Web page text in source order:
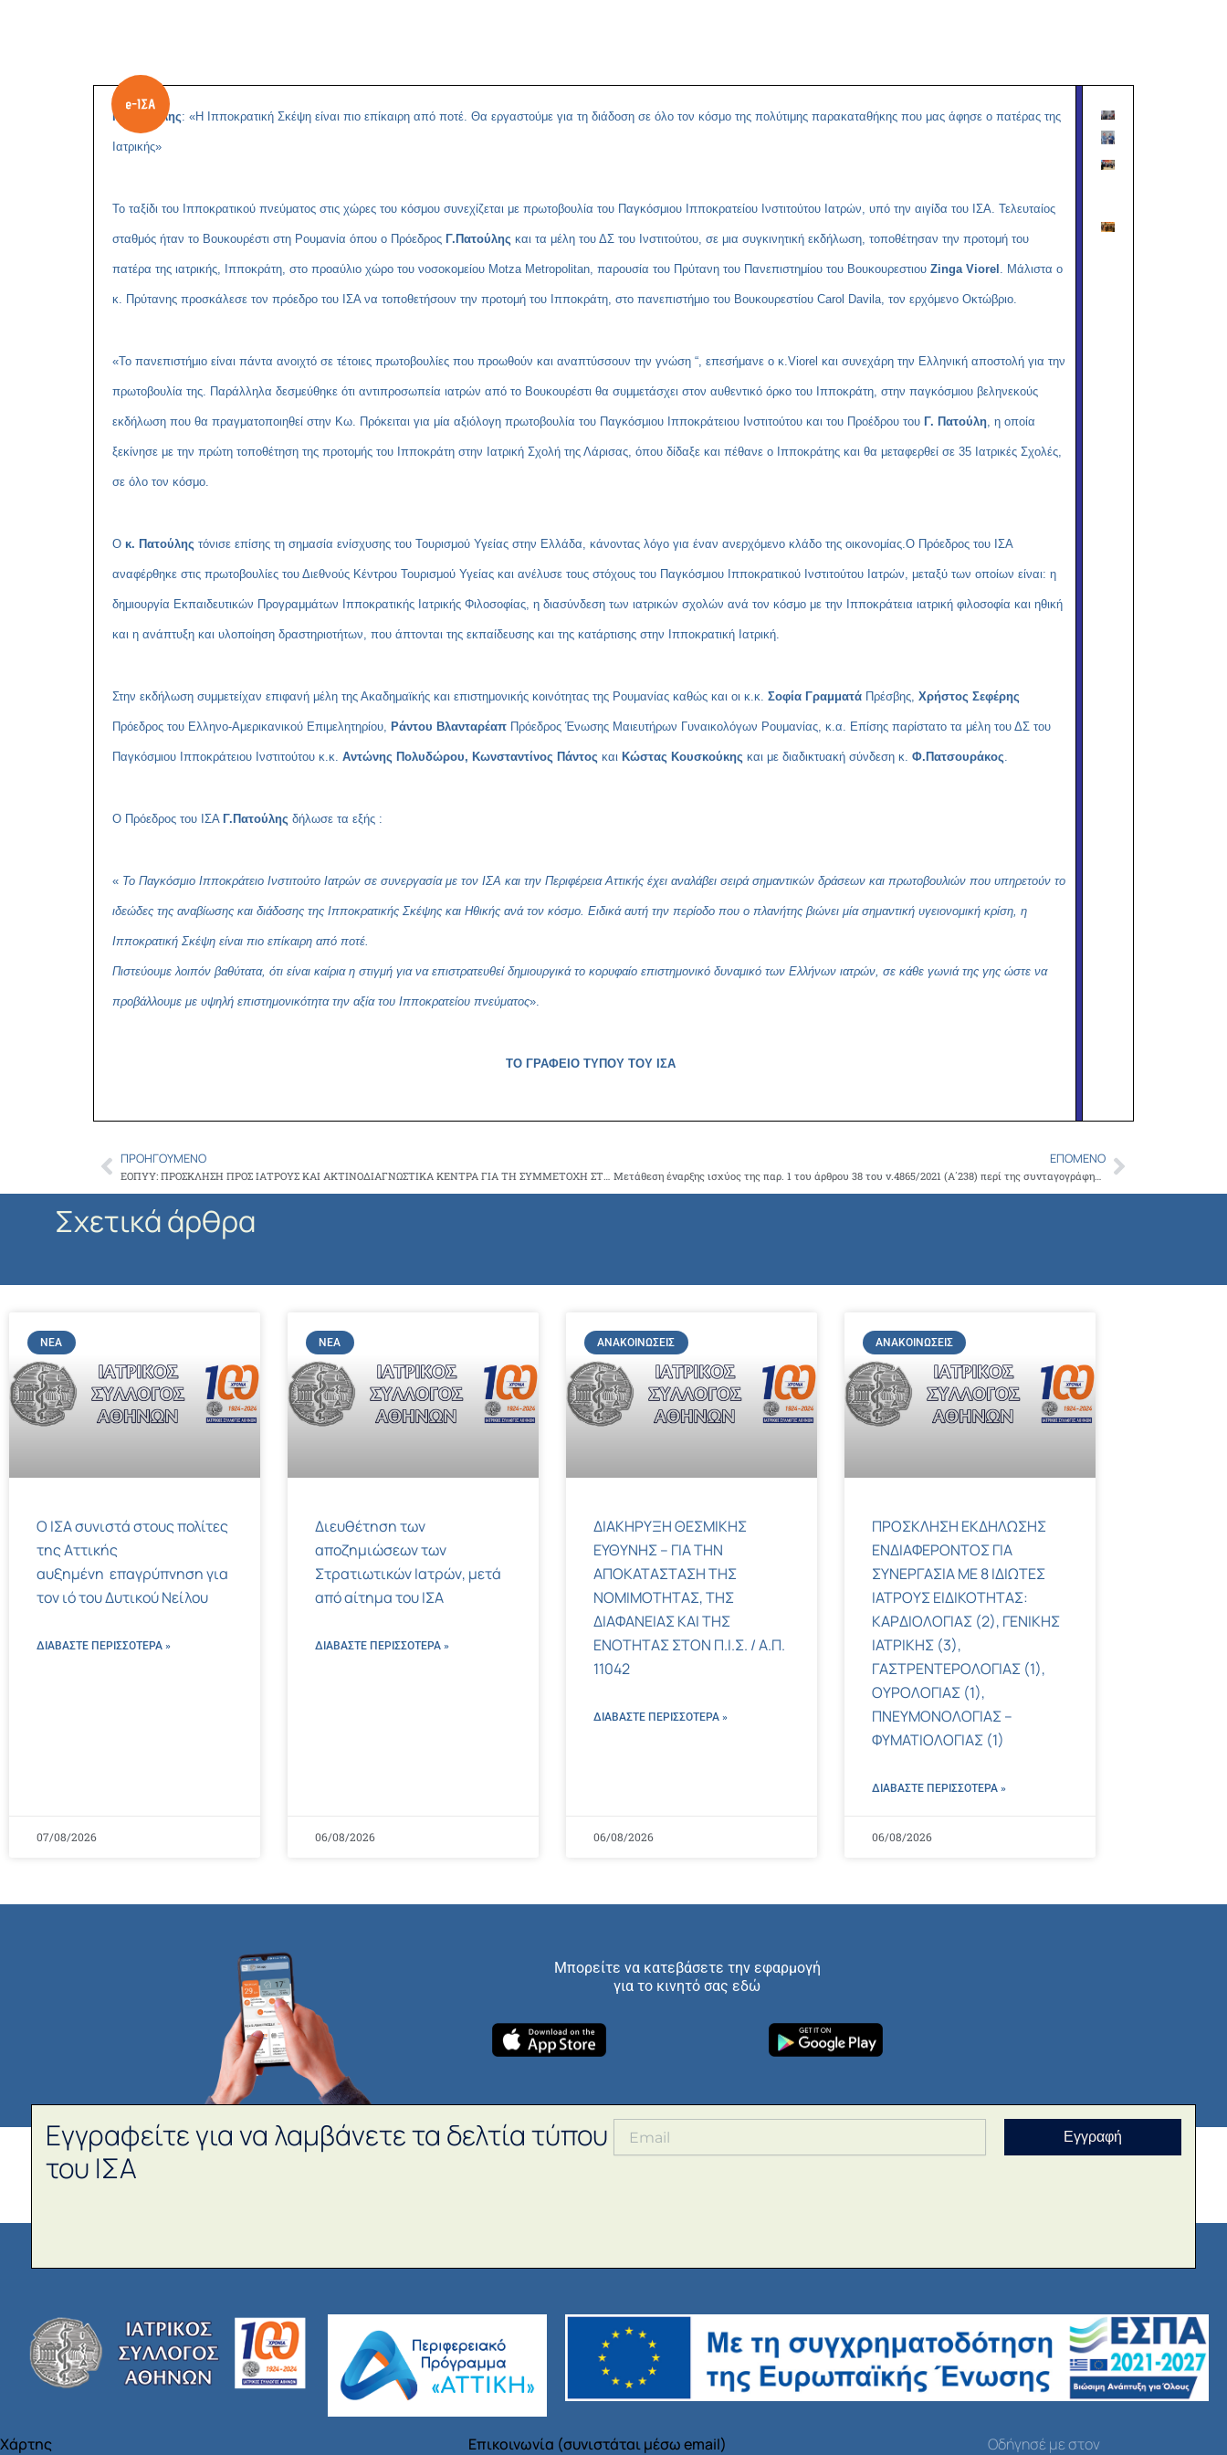
Γ. Πατούλης: «Η Ιπποκρατική Σκέψη είναι πιο επίκαιρη από ποτέ. Θα εργαστούμε για τη διάδοση σε όλο τον κόσμο της πολύτιμης παρακαταθήκης που μας άφησε ο πατέρας της
Ιατρικής»
Το ταξίδι του Ιπποκρατικού πνεύματος στις χώρες του κόσμου συνεχίζεται με πρωτοβουλία του Παγκόσμιου Ιπποκρατείου Ινστιτούτου Ιατρών, υπό την αιγίδα του ΙΣΑ. Τελευταίος
σταθμός ήταν το Βουκουρέστι στη Ρουμανία όπου ο Πρόεδρος Γ.Πατούλης και τα μέλη του ΔΣ του Ινστιτούτου, σε μια συγκινητική εκδήλωση, τοποθέτησαν την προτομή του
πατέρα της ιατρικής, Ιπποκράτη, στο προαύλιο χώρο του νοσοκομείου Motza Metropolitan, παρουσία του Πρύτανη του Πανεπιστημίου του Βουκουρεστιου Zinga Viorel . Μάλιστα ο
κ. Πρύτανης προσκάλεσε τον πρόεδρο του ΙΣΑ να τοποθετήσουν την προτομή του Ιπποκράτη, στο πανεπιστήμιο του Βουκουρεστίου Carol Davila, τον ερχόμενο Οκτώβριο.
«Το πανεπιστήμιο είναι πάντα ανοιχτό σε τέτοιες πρωτοβουλίες που προωθούν και αναπτύσσουν την γνώση “, επεσήμανε ο κ.Viorel και συνεχάρη την Ελληνική αποστολή για την
πρωτοβουλία της. Παράλληλα δεσμεύθηκε ότι αντιπροσωπεία ιατρών από το Βουκουρέστι θα συμμετάσχει στον αυθεντικό όρκο του Ιπποκράτη, στην παγκόσμιου βεληνεκούς
εκδήλωση που θα πραγματοποιηθεί στην Κω. Πρόκειται για μία αξιόλογη πρωτοβουλία του Παγκόσμιου Ιπποκράτειου Ινστιτούτου και του Προέδρου του Γ. Πατούλη , η οποία
ξεκίνησε με την πρώτη τοποθέτηση της προτομής του Ιπποκράτη στην Ιατρική Σχολή της Λάρισας, όπου δίδαξε και πέθανε ο Ιπποκράτης και θα μεταφερθεί σε 35 Ιατρικές Σχολές,
σε όλο τον κόσμο.
Ο κ. Πατούλης τόνισε επίσης τη σημασία ενίσχυσης του Τουρισμού Υγείας στην Ελλάδα, κάνοντας λόγο για έναν ανερχόμενο κλάδο της οικονομίας.Ο Πρόεδρος του ΙΣΑ
αναφέρθηκε στις πρωτοβουλίες του Διεθνούς Κέντρου Τουρισμού Υγείας και ανέλυσε τους στόχους του Παγκόσμιου Ιπποκρατικού Ινστιτούτου Ιατρών, μεταξύ των οποίων είναι: η
δημιουργία Εκπαιδευτικών Προγραμμάτων Ιπποκρατικής Ιατρικής Φιλοσοφίας, η διασύνδεση των ιατρικών σχολών ανά τον κόσμο με την Ιπποκράτεια ιατρική φιλοσοφία και ηθική
και η ανάπτυξη και υλοποίηση δραστηριοτήτων, που άπτονται της εκπαίδευσης και της κατάρτισης στην Ιπποκρατική Ιατρική.
Στην εκδήλωση συμμετείχαν επιφανή μέλη της Ακαδημαϊκής και επιστημονικής κοινότητας της Ρουμανίας καθώς και οι κ.κ. Σοφία Γραμματά Πρέσβης, Χρήστος Σεφέρης
Πρόεδρος του Ελληνο-Αμερικανικού Επιμελητηρίου, Ράντου Βλανταρέαπ Πρόεδρος Ένωσης Μαιευτήρων Γυναικολόγων Ρουμανίας, κ.α. Επίσης παρίστατο τα μέλη του ΔΣ του
Παγκόσμιου Ιπποκράτειου Ινστιτούτου κ.κ. Αντώνης Πολυδώρου, Κωνσταντίνος Πάντος και Κώστας Κουσκούκης και με διαδικτυακή σύνδεση κ. Φ.Πατσουράκος
Ο Πρόεδρος του ΙΣΑ Γ.Πατούλης δήλωσε τα εξής :
« Το Παγκόσμιο Ιπποκράτειο Ινστιτούτο Ιατρών σε συνεργασία με τον ΙΣΑ και την Περιφέρεια Αττικής έχει αναλάβει σειρά σημαντικών δράσεων και πρωτοβουλιών που υπηρετούν το
ιδεώδες της αναβίωσης και διάδοσης της Ιπποκρατικής Σκέψης και Ηθικής ανά τον κόσμο. Ειδικά αυτή την περίοδο που ο πλανήτης βιώνει μία σημαντική υγειονομική κρίση, η
Ιπποκρατική Σκέψη είναι πιο επίκαιρη από ποτέ.
Πιστεύουμε λοιπόν βαθύτατα, ότι είναι καίρια η στιγμή για να επιστρατευθεί δημιουργικά το κορυφαίο επιστημονικό δυναμικό των Ελλήνων ιατρών, σε κάθε γωνιά της γης ώστε να
προβάλλουμε με υψηλή επιστημονικότητα την αξία του Ιπποκρατείου πνεύματος».
ΤΟ ΓΡΑΦΕΙΟ ΤΥΠΟΥ ΤΟΥ ΙΣΑ
Prev
ΠΡΟΗΓΟΎΜΕΝΟ ΕΠΌΜΕΝΟ
Μετάθεση έναρξης ισχύος της παρ. 1 του άρθρου 38 του ν.4865/2021 (Α΄238) περί της συνταγογράφησης φαρμάκων, θεραπευτικών πράξεως και διαγνωστικών εξετάσεων στους ανασφάλιστους και τις ευάλωτες κοινωνικές ομάδες Next
Σχετικά άρθρα
ΝΈΑ
Ο ΙΣΑ συνιστά στους πολίτες
της Αττικής
αυξημένη επαγρύπνηση για
τον ιό του Δυτικού Νείλου
ΔΙΑΒΑΣΤΕ ΠΕΡΙΣΣΌΤΕΡΑ »
07/08/2026
ΝΈΑ
Διευθέτηση των
αποζημιώσεων των
Στρατιωτικών Ιατρών, μετά
από αίτημα του ΙΣΑ
ΔΙΑΒΑΣΤΕ ΠΕΡΙΣΣΌΤΕΡΑ »
06/08/2026
ΑΝΑΚΟΙΝΏΣΕΙΣ
ΔΙΑΚΗΡΥΞΗ ΘΕΣΜΙΚΗΣ
ΕΥΘΥΝΗΣ – ΓΙΑ ΤΗΝ
ΑΠΟΚΑΤΑΣΤΑΣΗ ΤΗΣ
ΝΟΜΙΜΟΤΗΤΑΣ, ΤΗΣ
ΔΙΑΦΑΝΕΙΑΣ ΚΑΙ ΤΗΣ
ΕΝΟΤΗΤΑΣ ΣΤΟΝ Π.Ι.Σ. / Α.Π.
11042
ΔΙΑΒΑΣΤΕ ΠΕΡΙΣΣΌΤΕΡΑ »
06/08/2026
ΑΝΑΚΟΙΝΏΣΕΙΣ
ΠΡΟΣΚΛΗΣΗ ΕΚΔΗΛΩΣΗΣ
ΕΝΔΙΑΦΕΡΟΝΤΟΣ ΓΙΑ
ΣΥΝΕΡΓΑΣΙΑ ΜΕ 8 ΙΔΙΩΤΕΣ
ΙΑΤΡΟΥΣ ΕΙΔΙΚΟΤΗΤΑΣ:
ΚΑΡΔΙΟΛΟΓΙΑΣ (2), ΓΕΝΙΚΗΣ
ΙΑΤΡΙΚΗΣ (3),
ΓΑΣΤΡΕΝΤΕΡΟΛΟΓΙΑΣ (1),
ΟΥΡΟΛΟΓΙΑΣ (1),
ΠΝΕΥΜΟΝΟΛΟΓΙΑΣ –
ΦΥΜΑΤΙΟΛΟΓΙΑΣ (1)
ΔΙΑΒΑΣΤΕ ΠΕΡΙΣΣΌΤΕΡΑ »
06/08/2026
Μπορείτε να κατεβάσετε την εφαρμογή
για το κινητό σας εδώ
Εγγραφείτε για να λαμβάνετε τα δελτία τύπου
του ΙΣΑ
Εγγραφή
Χάρτης Επικοινωνία (συνιστάται μέσω email)
Οδήγησέ με στον